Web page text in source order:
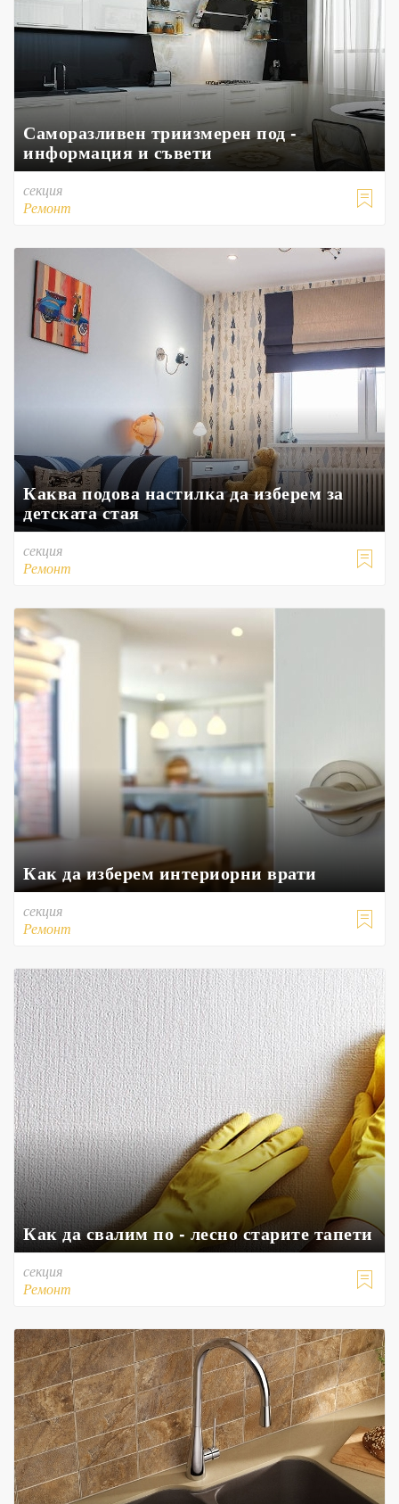
Саморазливен триизмерен под -
информация и съвети

секция
Ремонт
Каква подова настилка да изберем за
детската стая

секция
Ремонт
Как да изберем интериорни врати

секция
Ремонт
Как да свалим по - лесно старите тапети

секция
Ремонт